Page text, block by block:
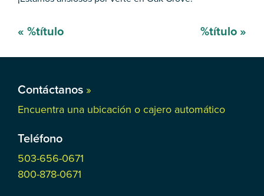
Mensaje
navegación
« %título %título »
Contáctanos »
Encuentra una ubicación o cajero automático
Teléfono
503-656-0671
800-878-0671